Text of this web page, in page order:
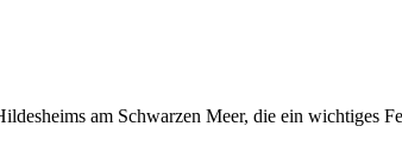
am Schwarzen Meer, die ein wichtiges